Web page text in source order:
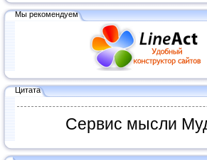
Мы рекомендуем
Цитата
Сервис мысли